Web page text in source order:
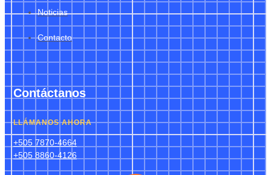
Noticias
Contacto
Contáctanos
LLÁMANOS AHORA
+505 7870-4664
+505 8860-4126